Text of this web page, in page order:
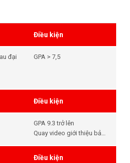
Điều kiện
đại
GPA > 7,5
Điều kiện
GPA 9.3 trở lên
Quay video giới thiệu bản
thuyết trình và ngoại ngữ
Điều kiện